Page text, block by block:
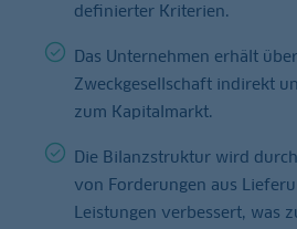
definierter Kriterien.
Das Unternehmen erhält
Zweckgesellschaft indirekt
zum Kapitalmarkt.
Die Bilanzstruktur wird
von Forderungen aus
Leistungen verbessert, was